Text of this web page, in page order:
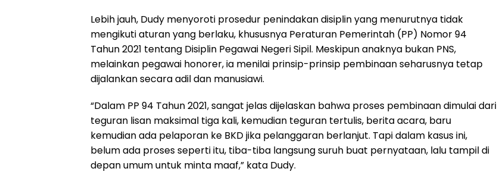
Lebih jauh, Dudy menyoroti prosedur penindakan disiplin yang menurutnya tidak
mengikuti aturan yang berlaku, khususnya Peraturan Pemerintah (PP) Nomor 94
Tahun 2021 tentang Disiplin Pegawai Negeri Sipil. Meskipun anaknya bukan PNS,
melainkan pegawai honorer, ia menilai prinsip-prinsip pembinaan seharusnya tetap
dijalankan secara adil dan manusiawi.
“Dalam PP 94 Tahun 2021, sangat jelas dijelaskan bahwa proses pembinaan dimulai dari
teguran lisan maksimal tiga kali, kemudian teguran tertulis, berita acara, baru
kemudian ada pelaporan ke BKD jika pelanggaran berlanjut. Tapi dalam kasus ini,
belum ada proses seperti itu, tiba-tiba langsung suruh buat pernyataan, lalu tampil di
depan umum untuk minta maaf,” kata Dudy.